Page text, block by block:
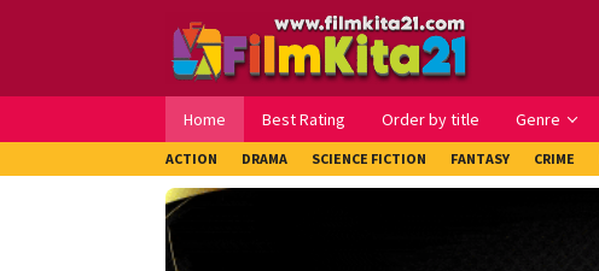
Home Best Rating Order by title Genre
ACTION DRAMA SCIENCE FICTION FANTASY CRIME